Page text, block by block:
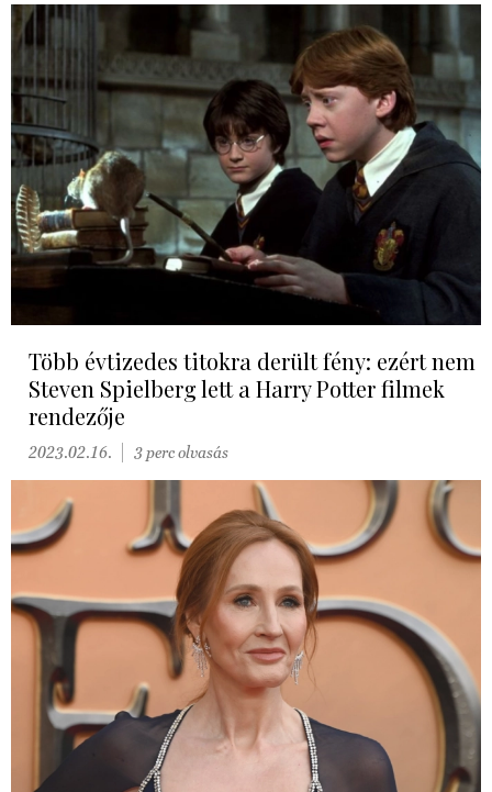
Több évtizedes titokra derült fény: ezért nem
Steven Spielberg lett a Harry Potter filmek
rendezője
2023.02.16. 3 perc olvasás